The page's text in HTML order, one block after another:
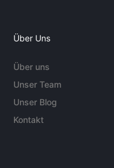
Über Uns
Über uns
Unser Team
Unser Blog
Kontakt